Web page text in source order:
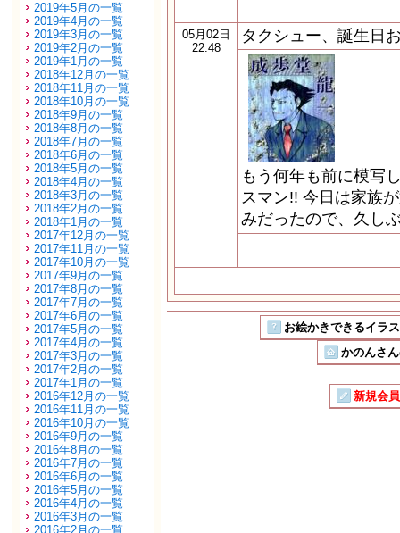
2019年5月の一覧
2019年4月の一覧
2019年3月の一覧
2019年2月の一覧
2019年1月の一覧
2018年12月の一覧
2018年11月の一覧
2018年10月の一覧
2018年9月の一覧
2018年8月の一覧
2018年7月の一覧
2018年6月の一覧
2018年5月の一覧
2018年4月の一覧
2018年3月の一覧
2018年2月の一覧
2018年1月の一覧
2017年12月の一覧
2017年11月の一覧
2017年10月の一覧
2017年9月の一覧
2017年8月の一覧
2017年7月の一覧
2017年6月の一覧
2017年5月の一覧
2017年4月の一覧
2017年3月の一覧
2017年2月の一覧
2017年1月の一覧
2016年12月の一覧
2016年11月の一覧
2016年10月の一覧
2016年9月の一覧
2016年8月の一覧
2016年7月の一覧
2016年6月の一覧
2016年5月の一覧
2016年4月の一覧
2016年3月の一覧
2016年2月の一覧
05月02日
22:48
タクシュー、誕生日
もう何年も前に模写
スマン!! 今日は家族
みだったので、久し
お絵かきできるイラ
かのんさ
新規会